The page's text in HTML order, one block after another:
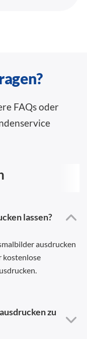
FAQs oder
lassen?
ausdrucken
kostenlose
zu